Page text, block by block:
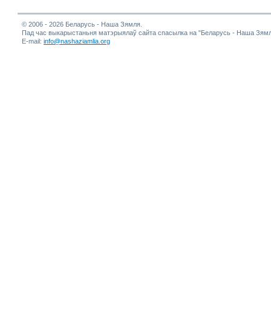
© 2006 - 2026 Беларусь - Наша Зямля.
Пад час выкарыстаньня матэрыялаў сайта спасылка на "Беларусь - Наша
E-mail: info@nashaziamlia.org